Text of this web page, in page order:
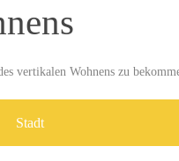
vertikalen Wohnens zu
Stadt